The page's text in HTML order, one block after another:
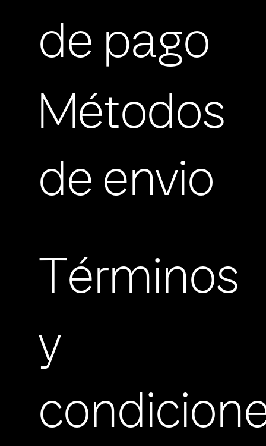
de pago
Métodos
de envio
Términos
y